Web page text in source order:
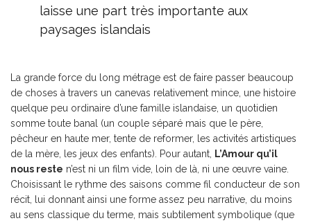
laisse une part très importante aux
paysages islandais
La grande force du long métrage est de faire passer beaucoup
de choses à travers un canevas relativement mince, une histoire
quelque peu ordinaire d’une famille islandaise, un quotidien
somme toute banal (un couple séparé mais que le père,
pêcheur en haute mer, tente de reformer, les activités artistiques
de la mère, les jeux des enfants). Pour autant,
L’Amour qu’il
nous reste n’est ni un film vide, loin de là, ni une œuvre vaine.
Choisissant le rythme des saisons comme fil conducteur de son
récit, lui donnant ainsi une forme assez peu narrative, du moins
au sens classique du terme, mais subtilement symbolique (que